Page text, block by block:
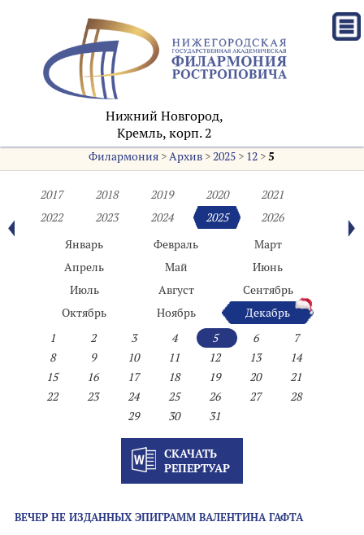
Нижний Новгород,
Кремль, корп. 2
Филармония >Архив >2025 > 12 >5
2017 2018 2019 2020
2021
2022
2023 2024 2025
2026
Январь
Февраль
Март
Апрель
Май
Июнь
Июль
Август
Сентябрь
Октябрь
Ноябрь
Декабрь
1
2 3 4 5 6
7
8
9 10 11 12 13
14
15
16 17 18 19 20
21
22
23 24 25 26 27
28
29
30 31
СКАЧАТЬ
РЕПЕРТУАР
ВЕЧЕР НЕ ИЗДАННЫХ ЭПИГРАММ ВАЛЕНТИНА ГАФТА